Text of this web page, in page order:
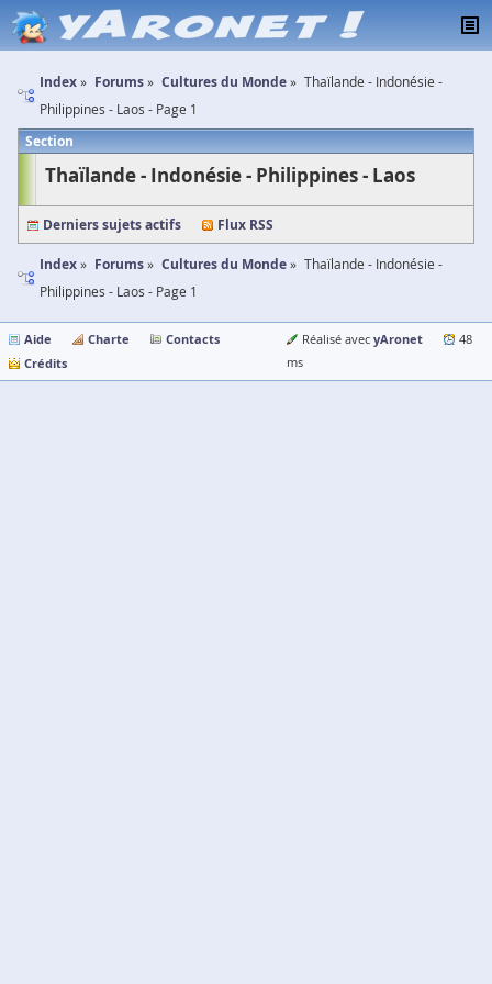
Index Forums Cultures du Monde
Thaïlande - Indonésie -
Philippines - Laos - Page 1
Section
Thaïlande - Indonésie - Philippines - Laos
Derniers sujets actifs Flux RSS
Index Forums Cultures du Monde
Thaïlande - Indonésie -
Philippines - Laos - Page 1
Aide Charte
Contacts
Crédits
Réalisé avec yAronet
48
ms